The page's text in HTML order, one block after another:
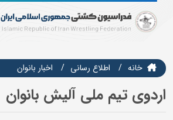
خانه اطلاع رسانی اخبار بانوان
اردوی تیم ملی آلیش بانوان